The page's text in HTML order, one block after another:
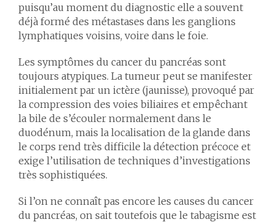
puisqu’au moment du diagnostic elle a souvent
déjà formé des métastases dans les ganglions
lymphatiques voisins, voire dans le foie.
Les symptômes du cancer du pancréas sont
toujours atypiques. La tumeur peut se manifester
initialement par un ictère (jaunisse), provoqué par
la compression des voies biliaires et empêchant
la bile de s’écouler normalement dans le
duodénum, mais la localisation de la glande dans
le corps rend très difficile la détection précoce et
exige l’utilisation de techniques d’investigations
très sophistiquées.
Si l’on ne connaît pas encore les causes du cancer
du pancréas, on sait toutefois que le tabagisme est